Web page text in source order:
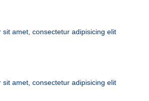
sit amet, consectetur adipisicing elit
sit amet, consectetur adipisicing elit